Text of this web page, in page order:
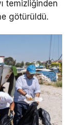
temizliğinden
götürüldü.